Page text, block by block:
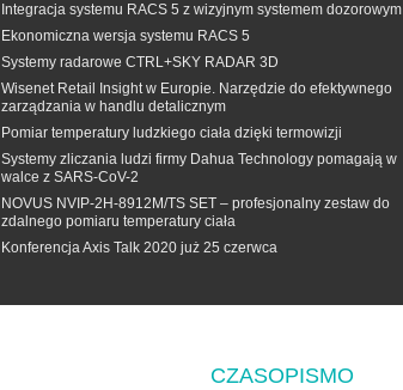
Integracja systemu RACS 5 z wizyjnym systemem dozorowym
Ekonomiczna wersja systemu RACS 5
Systemy radarowe CTRL+SKY RADAR 3D
Wisenet Retail Insight w Europie. Narzędzie do efektywnego
zarządzania w handlu detalicznym
Pomiar temperatury ludzkiego ciała dzięki termowizji
Systemy zliczania ludzi firmy Dahua Technology pomagają w
walce z SARS-CoV-2
NOVUS NVIP-2H-8912M/TS SET – profesjonalny zestaw do
zdalnego pomiaru temperatury ciała
Konferencja Axis Talk 2020 już 25 czerwca
CZASOPISMO